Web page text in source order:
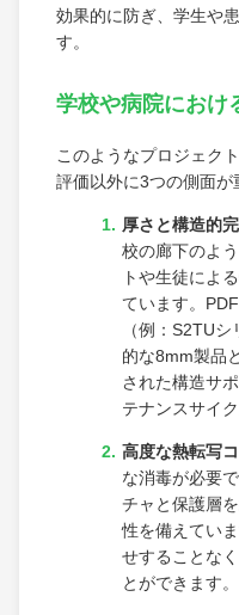
効果的に防ぎ、学生や
す。
学校や病院におけ
このようなプロジェク
評価以外に3つの側面が
厚さと構造的
校の廊下のよ
トや生徒によ
ています。
（例：S2TU
的な8mm製品
された構造サ
テナンスサイ
高度な熱転写
な消毒が必要
チャと保護層
性を備えてい
せすることな
とができます。